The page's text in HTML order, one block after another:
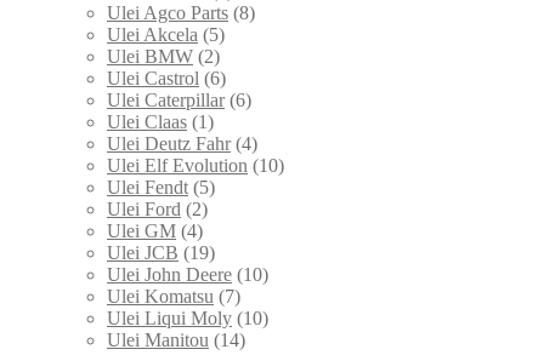
Ulei Agco Parts (8)
Ulei Akcela (5)
Ulei BMW (2)
Ulei Castrol (6)
Ulei Caterpillar (6)
Ulei Claas (1)
Ulei Deutz Fahr (4)
Ulei Elf Evolution (10)
Ulei Fendt (5)
Ulei Ford (2)
Ulei GM (4)
Ulei JCB (19)
Ulei John Deere (10)
Ulei Komatsu (7)
Ulei Liqui Moly (10)
Ulei Manitou (14)